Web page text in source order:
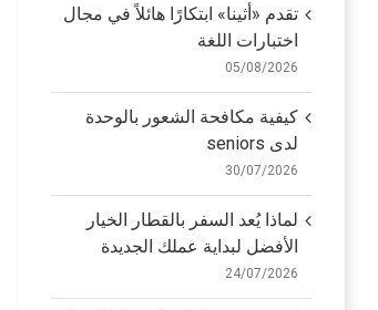
تقدم «أثينا» ابتكارًا هائلاً في مجال
اختبارات اللغة
05/08/2026
كيفية مكافحة الشعور بالوحدة
لدى seniors
30/07/2026
لماذا يُعد السفر بالقطار الخيار
الأفضل لبداية عملك الجديدة
24/07/2026